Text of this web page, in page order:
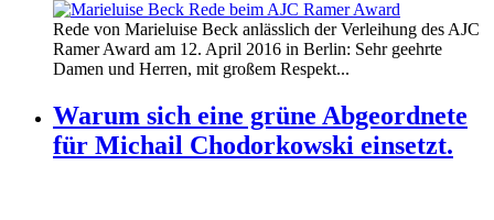
160412_ramer_award.jpg
160412_ramer_award.jpg
Rede von Marieluise Beck anlässlich der Verleihung des AJC
Ramer Award am 12. April 2016 in Berlin: Sehr geehrte
Damen und Herren, mit großem Respekt...
Warum sich eine grüne Abgeordnete
für Michail Chodorkowski einsetzt.